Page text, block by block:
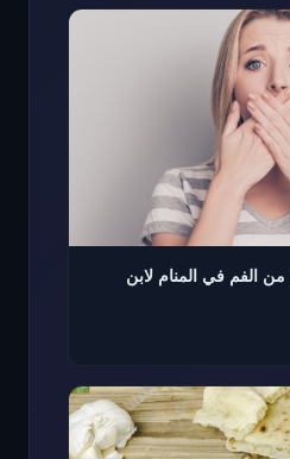
الفم في المنام لابن